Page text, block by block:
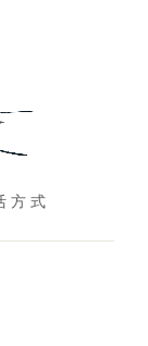
方 式